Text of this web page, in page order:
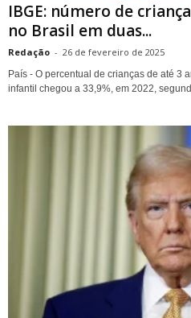
IBGE: número de
no Brasil em duas...
Redação - 26 de fevereiro de 2025
País - O percentual de crianças de até 3
infantil chegou a 33,9%, em 2022,